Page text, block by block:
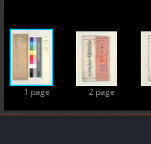
1 page 2 page